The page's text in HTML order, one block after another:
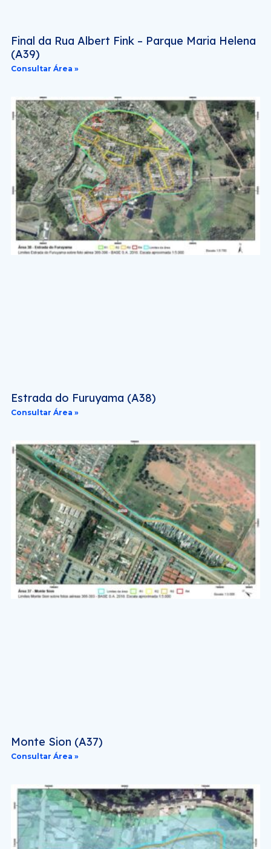
Final da Rua Albert Fink – Parque Maria Helena
(A39)
Consultar Área »
Estrada do Furuyama (A38)
Consultar Área »
Monte Sion (A37)
Consultar Área »